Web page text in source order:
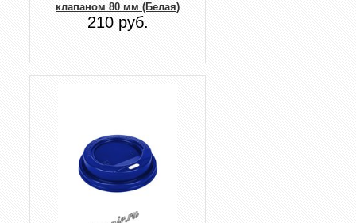
клапаном 80 мм (Белая)
210 руб.